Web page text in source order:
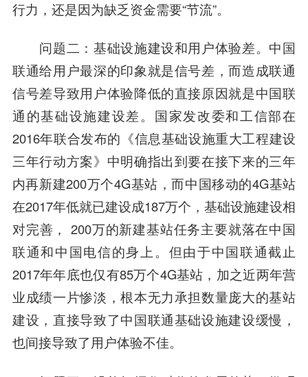
行力，还是因为缺乏资金需要“节流”。
问题二：基础设施建设和用户体验差。 中国
联通给用户最深的印象就是信号差，而造成联通
信号差导致用户体验降低的直接原因就是中国联
通的基础设施建设差。国家发改委和工信部在
2016年联合发布的《信息基础设施重大工程建设
三年行动方案》中明确指出到要在接下来的三年
内再新建200万个4G基站，而中国移动的4G基站
在2017年低就已建设成187万个，基础设施建设相
对完善， 200万的新建基站任务主要就落在中国
联通和中国电信的身上。但由于中国联通截止
2017年年底也仅有85万个4G基站，加之近两年营
业成绩一片惨淡，根本无力承担数量庞大的基站
建设，直接导致了中国联通基础设施建设缓慢，
也间接导致了用户体验不佳。